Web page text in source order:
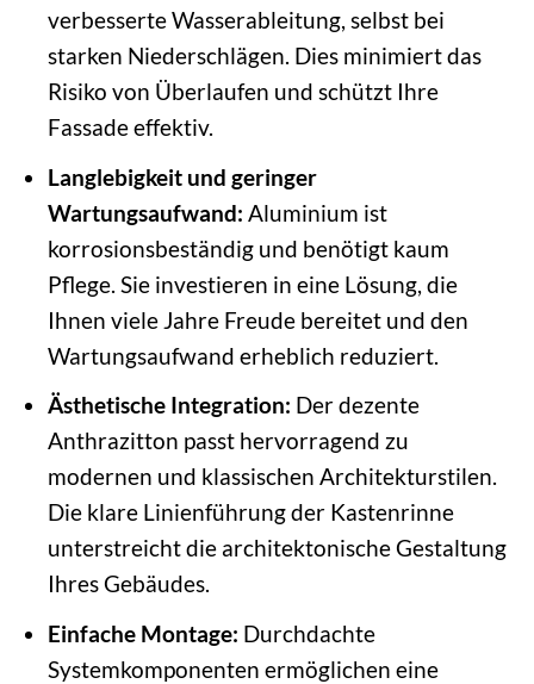
verbesserte Wasserableitung, selbst bei
starken Niederschlägen. Dies minimiert das
Risiko von Überlaufen und schützt Ihre
Fassade effektiv.
Langlebigkeit und geringer
Wartungsaufwand: Aluminium ist
korrosionsbeständig und benötigt kaum
Pflege. Sie investieren in eine Lösung, die
Ihnen viele Jahre Freude bereitet und den
Wartungsaufwand erheblich reduziert.
Ästhetische Integration: Der dezente
Anthrazitton passt hervorragend zu
modernen und klassischen Architekturstilen.
Die klare Linienführung der Kastenrinne
unterstreicht die architektonische Gestaltung
Ihres Gebäudes.
Einfache Montage: Durchdachte
Systemkomponenten ermöglichen eine